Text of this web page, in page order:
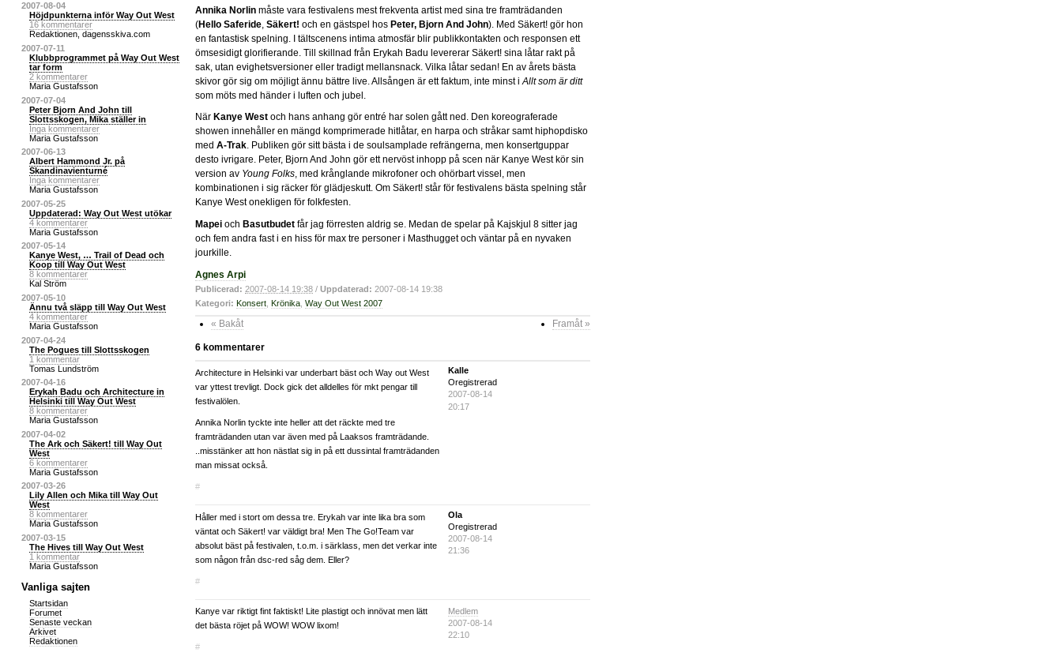
2007-08-04
Höjdpunkterna inför Way Out West
16 kommentarer
Redaktionen, dagensskiva.com
2007-07-11
Klubbprogrammet på Way Out West
tar form
2 kommentarer
Maria Gustafsson
2007-07-04
Peter Bjorn And John till
Slottsskogen, Mika ställer in
Inga kommentarer
Maria Gustafsson
2007-06-13
Albert Hammond Jr. på
Skandinavienturné
Inga kommentarer
Maria Gustafsson
2007-05-25
Uppdaterad: Way Out West utökar
4 kommentarer
Maria Gustafsson
2007-05-14
Kanye West, … Trail of Dead och
Koop till Way Out West
8 kommentarer
Kal Ström
2007-05-10
Ännu två släpp till Way Out West
4 kommentarer
Maria Gustafsson
2007-04-24
The Pogues till Slottsskogen
1 kommentar
Tomas Lundström
2007-04-16
Erykah Badu och Architecture in
Helsinki till Way Out West
8 kommentarer
Maria Gustafsson
2007-04-02
The Ark och Säkert! till Way Out
West
6 kommentarer
Maria Gustafsson
2007-03-26
Lily Allen och Mika till Way Out
West
8 kommentarer
Maria Gustafsson
2007-03-15
The Hives till Way Out West
1 kommentar
Maria Gustafsson
Vanliga sajten
Startsidan
Forumet
Senaste veckan
Arkivet
Redaktionen
Annika Norlin måste vara festivalens mest frekventa artist med sina tre framträdanden
(Hello Saferide Säkert! och en gästspel hos Peter, Bjorn And John). Med Säkert! gör hon
en fantastisk spelning. I tältscenens intima atmosfär blir publikkontakten och responsen ett
ömsesidigt glorifierande. Till skillnad från Erykah Badu levererar Säkert! sina låtar rakt på
sak, utan evighetsversioner eller tradigt mellansnack. Vilka låtar sedan! En av årets bästa
skivor gör sig om möjligt ännu bättre live. Allsången är ett faktum, inte minst i Allt som är ditt
som möts med händer i luften och jubel.
När Kanye West och hans anhang gör entré har solen gått ned. Den koreograferade
showen innehåller en mängd komprimerade hitlåtar, en harpa och stråkar samt hiphopdisko
med A-Trak. Publiken gör sitt bästa i de soulsamplade refrängerna, men konsertguppar
desto ivrigare. Peter, Bjorn And John gör ett nervöst inhopp på scen när Kanye West kör sin
version av Young Folks, med krånglande mikrofoner och ohörbart vissel, men
kombinationen i sig räcker för glädjeskutt. Om Säkert! står för festivalens bästa spelning står
Kanye West onekligen för folkfesten.
Mapei och Basutbudet får jag förresten aldrig se. Medan de spelar på Kajskjul 8 sitter jag
och fem andra fast i en hiss för max tre personer i Masthugget och väntar på en nyvaken
jourkille.
Agnes Arpi
Publicerad: 2007-08-14 19:38 / Uppdaterad: 2007-08-14 19:38
Kategori: Konsert Krönika Way Out West 2007
« Bakåt Framåt »
6 kommentarer
Architecture in Helsinki var underbart bäst och Way out West
var yttest trevligt. Dock gick det alldelles för mkt pengar till
festivalölen.
Annika Norlin tyckte inte heller att det räckte med tre
framträdanden utan var även med på Laaksos framträdande.
..misstänker att hon nästlat sig in på ett dussintal framträdanden
man missat också.
#
Kalle
Oregistrerad
2007-08-14
20:17
Håller med i stort om dessa tre. Erykah var inte lika bra som
väntat och Säkert! var väldigt bra! Men The Go!Team var
absolut bäst på festivalen, t.o.m. i särklass, men det verkar inte
som någon från dsc-red såg dem. Eller?
#
Ola
Oregistrerad
2007-08-14
21:36
Kanye var riktigt fint faktiskt! Lite plastigt och innövat men lätt
det bästa röjet på WOW! WOW lixom!
#
Medlem
2007-08-14
22:10